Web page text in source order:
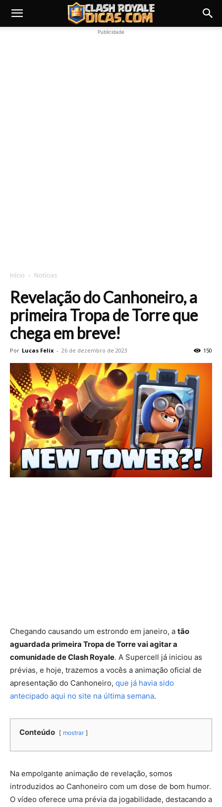
Publicidade
Início Notícias
Revelação do Canhoneiro, a
primeira Tropa de Torre que
chega em breve!
Por Lucas Felix - 26 de dezembro de 2023 150
Chegando causando um estrondo em janeiro, a tão
aguardada primeira Tropa de Torre vai agitar a
comunidade de Clash Royale. A Supercell já iniciou as
prévias, e hoje, trazemos a vocês a animação oficial de
apresentação do Canhoneiro, que já havia sido
antecipado aqui no site na última semana.
Conteúdo mostrar
Na empolgante animação de revelação, somos
introduzidos ao Canhoneiro com um dose de bom humor.
O vídeo oferece uma prévia da jogabilidade, destacando a